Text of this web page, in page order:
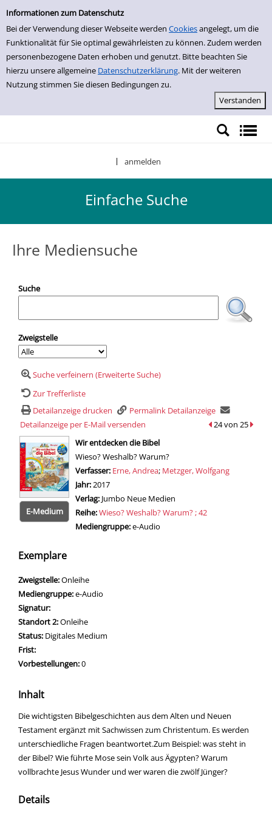
Einfache Suche
Informationen zum Datenschutz
Bei der Verwendung dieser Webseite werden Cookiesangelegt, um die
Funktionalität für Sie optimal gewährleisten zu können. Zudem werden
personenbezogene Daten erhoben und genutzt. Bitte beachten Sie
hierzu unsere allgemeine Datenschutzerklärung. Mit der weiteren
Nutzung stimmen Sie diesen Bedingungen zu.
Zur Detailanzeige springen
anmelden
Einfache Suche
Ihre Mediensuche
Suche
Zweigstelle
Suche verfeinern (Erweiterte Suche)
Zur Trefferliste
Detailanzeige drucken
Permalink Detailanzeige
Detailanzeige per E-Mail versenden
zum vorherigen
24 von 25zum
wird in neuem Tab geöffnet
E-Medium
Wir entdecken die Bibel
Wieso? Weshalb? Warum?
Verfasser: Suche nach diesem Verfasser
Erne, Andrea; Metzger, Wolfgang
Jahr: 2017
Verlag: Jumbo Neue Medien
Reihe:Wieso? Weshalb? Warum? ; 42
Mediengruppe:e-Audio
Exemplare
Zweigstelle:Onleihe
Mediengruppe:e-Audio
Signatur:
Standort 2:Onleihe
Status: Digitales Medium
Frist:
Vorbestellungen:0
Inhalt
Die wichtigsten Bibelgeschichten aus dem Alten und Neuen
Testament ergänzt mit Sachwissen zum Christentum. Es werden
unterschiedliche Fragen beantwortet.Zum Beispiel: was steht in
der Bibel? Wie führte Mose sein Volk aus Ägypten? Warum
vollbrachte Jesus Wunder und wer waren die zwölf Jünger?
Details